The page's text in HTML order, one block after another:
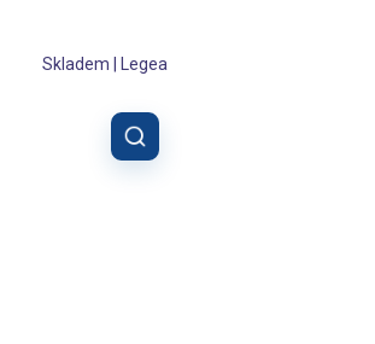
Skladem | Legea